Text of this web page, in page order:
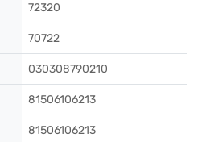
72320
70722
030308790210
81506106213
81506106213